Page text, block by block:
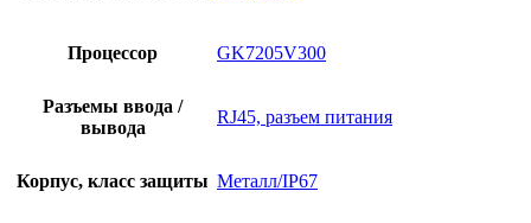
Процессор GK7205V300
Разъемы ввода /
вывода
RJ45, разъем питания
Корпус, класс защиты Металл/IP67